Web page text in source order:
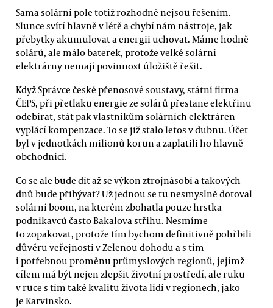
Sama solární pole totiž rozhodně nejsou řešením.
Slunce svítí hlavně v létě a chybí nám nástroje, jak
přebytky akumulovat a energii uchovat. Máme hodně
solárů, ale málo baterek, protože velké solární
elektrárny nemají povinnost úložiště řešit.
Když Správce české přenosové soustavy, státní firma
ČEPS, při přetlaku energie ze solárů přestane elektřinu
odebírat, stát pak vlastníkům solárních elektráren
vyplácí kompenzace. To se již stalo letos v dubnu. Účet
byl v jednotkách milionů korun a zaplatili ho hlavně
obchodníci.
Co se ale bude dít až se výkon ztrojnásobí a takových
dnů bude přibývat? Už jednou se tu nesmyslně dotoval
solární boom, na kterém zbohatla pouze hrstka
podnikavců často Bakalova střihu. Nesmíme
to zopakovat, protože tím bychom definitivně pohřbili
důvěru veřejnosti v Zelenou dohodu a s tím
i potřebnou proměnu průmyslových regionů, jejímž
cílem má být nejen zlepšit životní prostředí, ale ruku
v ruce s tím také kvalitu života lidí v regionech, jako
je Karvinsko.